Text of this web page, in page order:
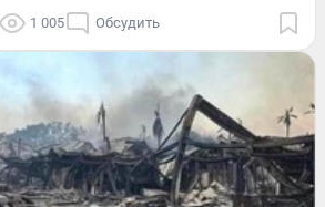
1 005 Обсудить